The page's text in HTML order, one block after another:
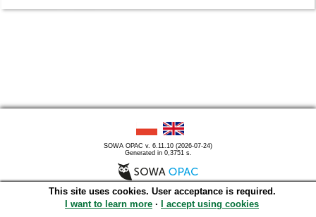
SOWA OPAC v. 6.11.10 (2026-07-24)
Generated in 0,3751 s.
This site uses cookies. User acceptance is required.
I want to learn more ∙ I accept using cookies